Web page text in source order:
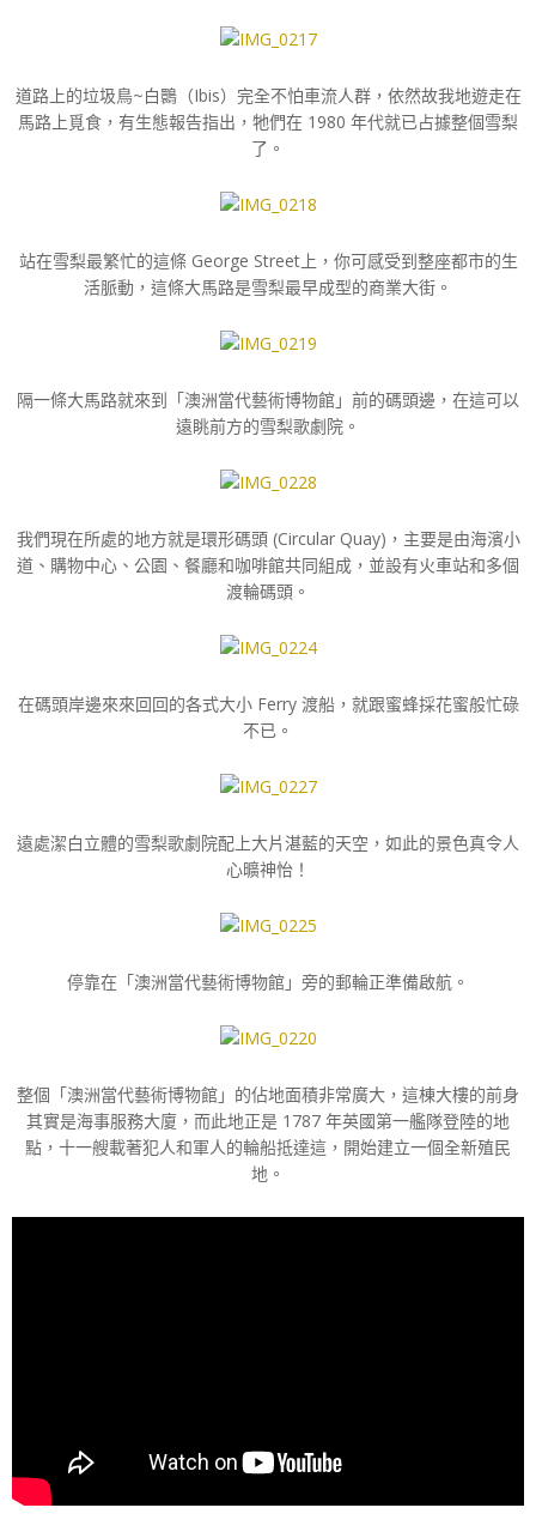
道路上的垃圾鳥~白䴉（Ibis）完全不怕車流人群，依然故我地遊走在
馬路上覓食，有生態報告指出，牠們在 1980 年代就已占據整個雪梨
了。
站在雪梨最繁忙的這條 George Street上，你可感受到整座都市的生
活脈動，這條大馬路是雪梨最早成型的商業大街。
隔一條大馬路就來到「澳洲當代藝術博物館」前的碼頭邊，在這可以
遠眺前方的雪梨歌劇院。
我們現在所處的地方就是環形碼頭 (Circular Quay)，主要是由海濱小
道、購物中心、公園、餐廳和咖啡館共同組成，並設有火車站和多個
渡輪碼頭。
在碼頭岸邊來來回回的各式大小 Ferry 渡船，就跟蜜蜂採花蜜般忙碌
不已。
遠處潔白立體的雪梨歌劇院配上大片湛藍的天空，如此的景色真令人
心曠神怡！
停靠在「澳洲當代藝術博物館」旁的郵輪正準備啟航。
整個「澳洲當代藝術博物館」的佔地面積非常廣大，這棟大樓的前身
其實是海事服務大廈，而此地正是 1787 年英國第一艦隊登陸的地
點，十一艘載著犯人和軍人的輪船抵達這，開始建立一個全新殖民
地。